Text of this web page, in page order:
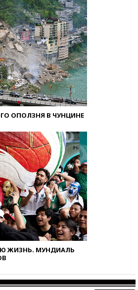
ОПОЛЗНЯ В ЧУНЦИНЕ
ЖИЗНЬ. МУНДИАЛЬ